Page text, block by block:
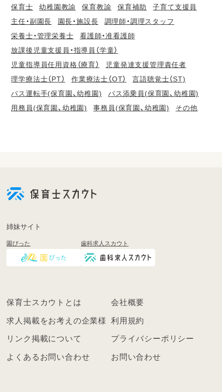
保育士 幼稚園教諭 保育教諭 保育補助
子育て支援員
主任・副園長
園長・施設長
調理師・調理スタッフ
栄養士・管理栄養士
看護師・准看護師
放課後児童支援員・指導員（学童）
児童指導員任用資格（療育）
児童発達支援管理責任者
理学療法士（PT）
作業療法士（OT）
言語聴覚士（ST)
バス運転手(保育園、幼稚園)
バス添乗員(保育園、幼稚園)
用務員(保育園、幼稚園)
事務員(保育園、幼稚園) その他
登
く
ン
姉妹サイト
園ぴった 歯科求人スカウト
保育士スカウトとは 会社概要
求人掲載をお考えの企業様 利用規約
リンク掲載について プライバシーポリシー
よくあるお問い合わせ お問い合わせ